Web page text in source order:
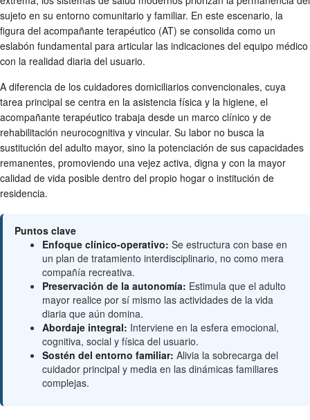
sujeto en su entorno comunitario y familiar. En este escenario, la
figura del acompañante terapéutico (AT) se consolida como un
eslabón fundamental para articular las indicaciones del equipo médico
con la realidad diaria del usuario.
A diferencia de los cuidadores domiciliarios convencionales, cuya
tarea principal se centra en la asistencia física y la higiene, el
acompañante terapéutico trabaja desde un marco clínico y de
rehabilitación neurocognitiva y vincular. Su labor no busca la
sustitución del adulto mayor, sino la potenciación de sus capacidades
remanentes, promoviendo una vejez activa, digna y con la mayor
calidad de vida posible dentro del propio hogar o institución de
residencia.
Puntos clave
Enfoque clínico-operativo: Se estructura con base en
un plan de tratamiento interdisciplinario, no como mera
compañía recreativa.
Preservación de la autonomía: Estimula que el adulto
mayor realice por sí mismo las actividades de la vida
diaria que aún domina.
Abordaje integral: Interviene en la esfera emocional,
cognitiva, social y física del usuario.
Sostén del entorno familiar: Alivia la sobrecarga del
cuidador principal y media en las dinámicas familiares
complejas.